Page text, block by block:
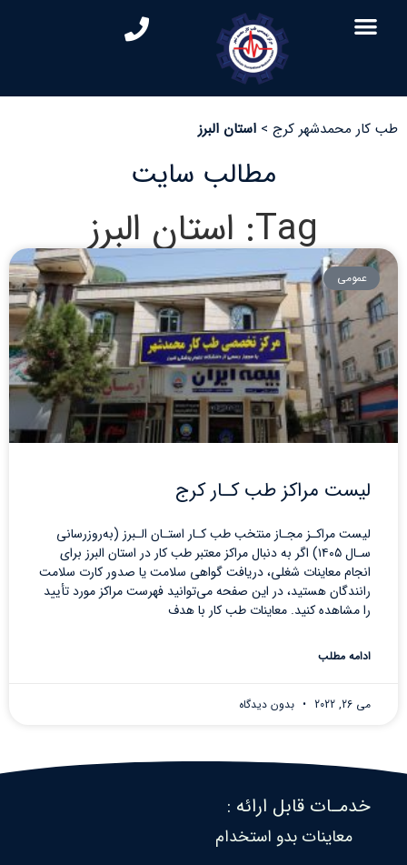
طب کار محمدشهر کرج > استان البرز
مطالب سایت
Tag: استان البرز
عمومی
لیست مراکز طب کـار کرج
لیست مراکـز مجـاز منتخب طب کـار استـان الـبرز (به‌روزرسانی
سـال ۱۴۰۵) اگر به دنبال مراکز معتبر طب کار در استان البرز برای
انجام معاینات شغلی، دریافت گواهی سلامت یا صدور کارت سلامت
رانندگان هستید، در این صفحه می‌توانید فهرست مراکز مورد تأیید
را مشاهده کنید. معاینات طب کار با هدف
ادامه مطلب
می 26, 2022 بدون دیدگاه
خدمـات قابل ارائه :
معاینات بدو استخدام